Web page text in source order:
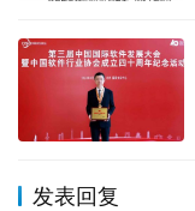
发表回复